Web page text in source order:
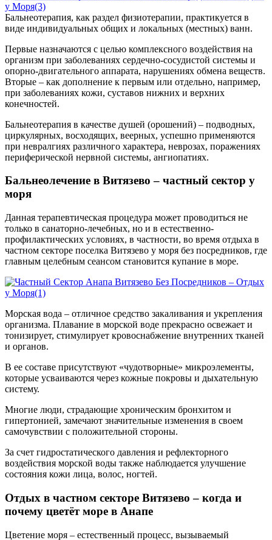
Бальнеотерапия, как раздел физиотерапии, практикуется в
виде индивидуальных общих и локальных (местных) ванн.
Первые назначаются с целью комплексного воздействия на
организм при заболеваниях сердечно-сосудистой системы и
опорно-двигательного аппарата, нарушениях обмена веществ.
Вторые – как дополнение к первым или отдельно, например,
при заболеваниях кожи, суставов нижних и верхних
конечностей.
Бальнеотерапия в качестве душей (орошений) – подводных,
циркулярных, восходящих, веерных, успешно применяются
при невралгиях различного характера, неврозах, поражениях
периферической нервной системы, ангиопатиях.
Бальнеолечение в Витязево – частный сектор у
моря
Данная терапевтическая процедура может проводиться не
только в санаторно-лечебных, но и в естественно-
профилактических условиях, в частности, во время отдыха в
частном секторе поселка Витязево у моря без посредников, где
главным целебным сеансом становится купание в море.
Морская вода – отличное средство закаливания и укрепления
организма. Плавание в морской воде прекрасно освежает и
тонизирует, стимулирует кровоснабжение внутренних тканей
и органов.
В ее составе присутствуют «чудотворные» микроэлементы,
которые усваиваются через кожные покровы и дыхательную
систему.
Многие люди, страдающие хроническим бронхитом и
гипертонией, замечают значительные изменения в своем
самочувствии с положительной стороны.
За счет гидростатического давления и рефлекторного
воздействия морской воды также наблюдается улучшение
состояния кожи лица, волос, ногтей.
Отдых в частном секторе Витязево – когда и
почему цветёт море в Анапе
Цветение моря – естественный процесс, вызываемый